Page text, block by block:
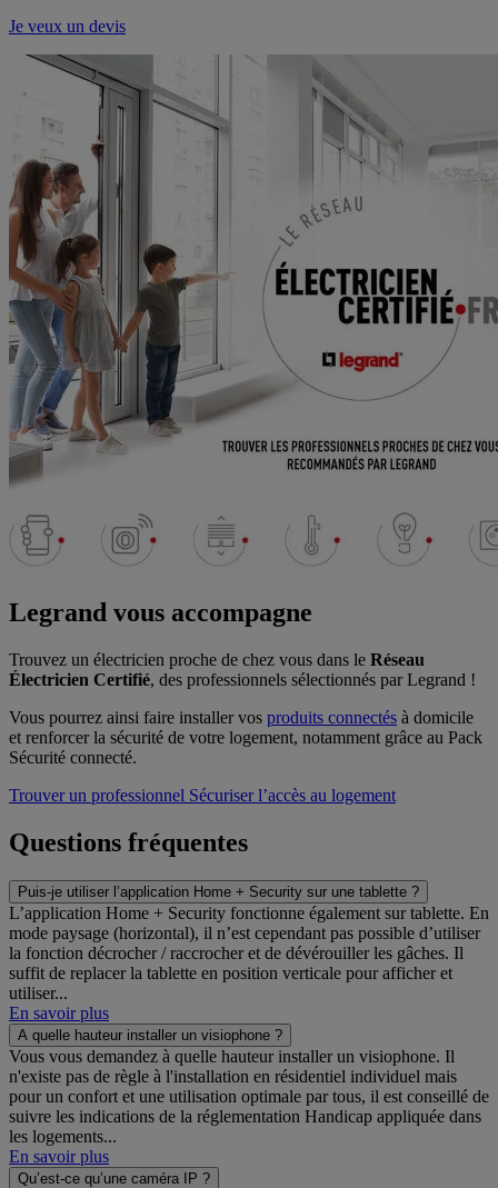
Je veux un devis
Legrand vous accompagne
Trouvez un électricien proche de chez vous dans le Réseau
Électricien Certifié, des professionnels sélectionnés par Legrand !
Vous pourrez ainsi faire installer vos produits connectés à domicile
et renforcer la sécurité de votre logement, notamment grâce au Pack
Sécurité connecté.
Trouver un professionnel Sécuriser l’accès au logement
Questions fréquentes
Puis-je utiliser l’application Home + Security sur une tablette ?
L’application Home + Security fonctionne également sur tablette. En
mode paysage (horizontal), il n’est cependant pas possible d’utiliser
la fonction décrocher / raccrocher et de dévérouiller les gâches. Il
suffit de replacer la tablette en position verticale pour afficher et
utiliser...
En savoir plus
A quelle hauteur installer un visiophone ?
Vous vous demandez à quelle hauteur installer un visiophone. Il
n'existe pas de règle à l'installation en résidentiel individuel mais
pour un confort et une utilisation optimale par tous, il est conseillé de
suivre les indications de la réglementation Handicap appliquée dans
les logements...
En savoir plus
Qu’est-ce qu’une caméra IP ?